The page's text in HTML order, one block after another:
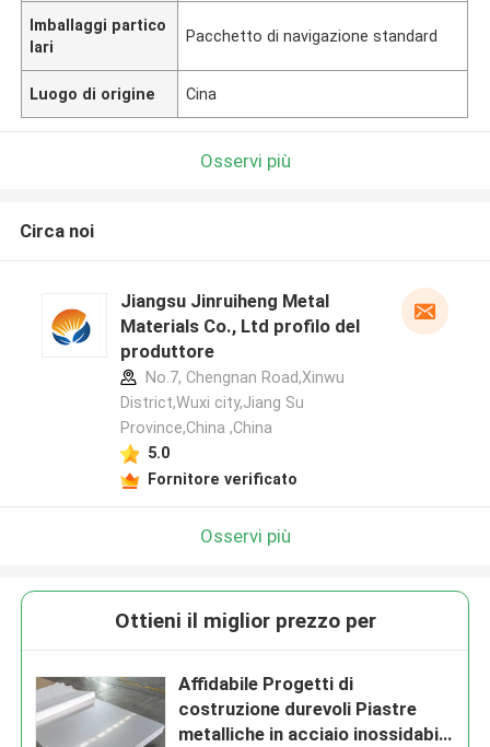
Imballaggi partico
lari
Pacchetto di navigazione standard
Luogo di origine Cina
Osservi più
Circa noi
Jiangsu Jinruiheng Metal
Materials Co., Ltd profilo del
produttore
No.7, Chengnan Road,Xinwu
District,Wuxi city,Jiang Su
Province,China ,China
5.0
Fornitore verificato
Osservi più
Ottieni il miglior prezzo per
Affidabile Progetti di
costruzione durevoli Piastre
metalliche in acciaio inossidabile